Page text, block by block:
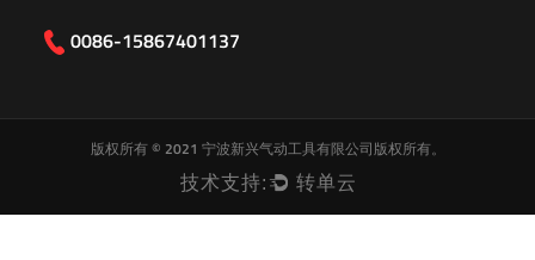
0086-15867401137
版权所有 © 2021 宁波新兴气动工具有限公司版权所有。
技术支持: 转单云